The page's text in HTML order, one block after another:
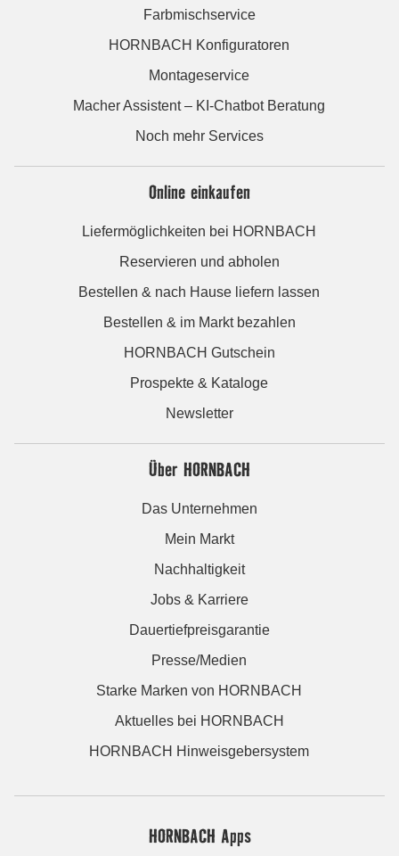
Farbmischservice
HORNBACH Konfiguratoren
Montageservice
Macher Assistent – KI-Chatbot Beratung
Noch mehr Services
Online einkaufen
Liefermöglichkeiten bei HORNBACH
Reservieren und abholen
Bestellen & nach Hause liefern lassen
Bestellen & im Markt bezahlen
HORNBACH Gutschein
Prospekte & Kataloge
Newsletter
Über HORNBACH
Das Unternehmen
Mein Markt
Nachhaltigkeit
Jobs & Karriere
Dauertiefpreisgarantie
Presse/Medien
Starke Marken von HORNBACH
Aktuelles bei HORNBACH
HORNBACH Hinweisgebersystem
HORNBACH Apps